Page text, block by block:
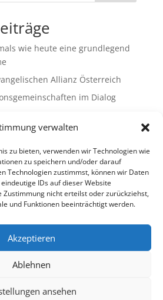
verwalten
zu bieten, verwenden wir Technologien wie
zu speichern und/oder darauf
Technologien zustimmst, können wir Daten
IDs auf dieser Website
Zustimmung nicht erteilst oder zurückziehst,
und Funktionen beeinträchtigt werden.
Akzeptieren
Ablehnen
ansehen
wie heute eine grundlegend
Allianz Österreich
im Dialog
in Österreich
“ – die Wanderausstellung
Datenschutz